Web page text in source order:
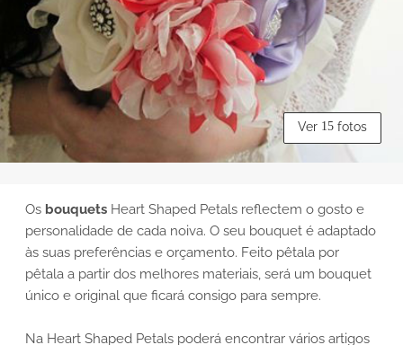
Ver 15 fotos
Os bouquets Heart Shaped Petals reflectem o gosto e
personalidade de cada noiva. O seu bouquet é adaptado
às suas preferências e orçamento. Feito pêtala por
pêtala a partir dos melhores materiais, será um bouquet
único e original que ficará consigo para sempre.
Na Heart Shaped Petals poderá encontrar vários artigos